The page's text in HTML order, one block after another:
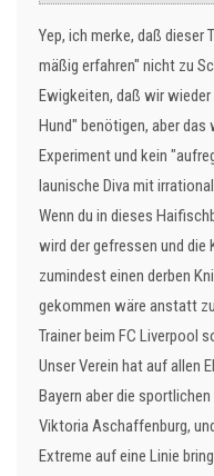
Yep, ich merke, daß dieser
mäßig erfahren" nicht zu
Ewigkeiten, daß wir wieder
Hund" benötigen, aber das
Experiment und kein
launische Diva mit
Wenn du in dieses
wird der gefressen und die
zumindest einen derben
gekommen wäre anstatt
Trainer beim FC Liverpool
Unser Verein hat auf allen
Bayern aber die
Viktoria Aschaffenburg,
Extreme auf eine Linie